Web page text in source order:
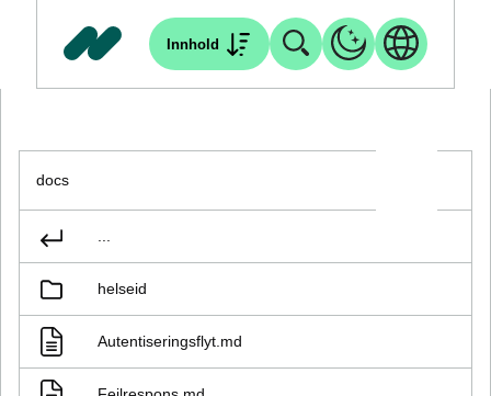
Innhold
docs
helseid
Autentiseringsflyt.md